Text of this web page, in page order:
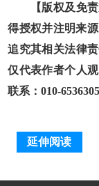
【版权及免责
得授权并注明来
追究其相关法律
仅代表作者个人
联系：010-
延伸阅读